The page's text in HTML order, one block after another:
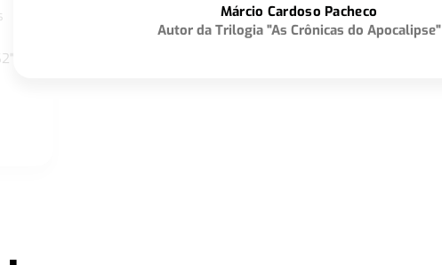
Márcio Cardoso Pacheco
Autor da Trilogia "As Crônicas do Apocalipse"